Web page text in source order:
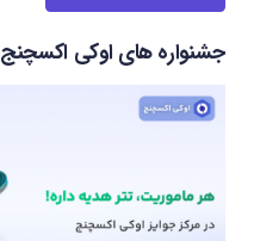
جشنواره های اوکی اکسچنج